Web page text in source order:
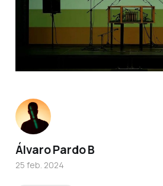
Álvaro Pardo B
25 feb. 2024